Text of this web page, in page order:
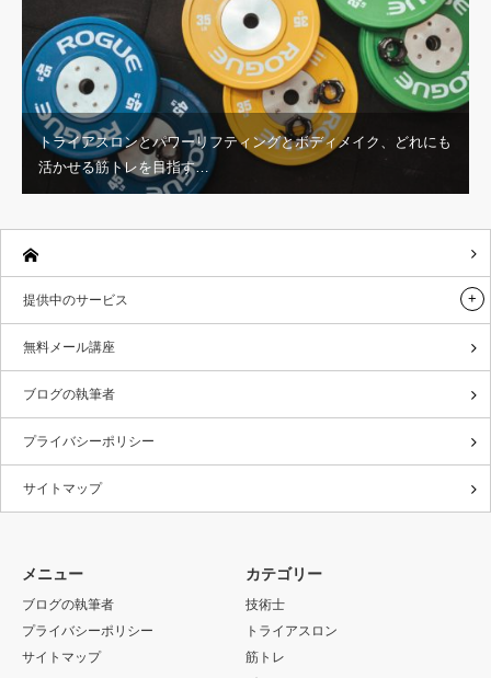
トライアスロンとパワーリフティングとボディメイク、どれにも
活かせる筋トレを目指す…
提供中のサービス
無料メール講座
ブログの執筆者
プライバシーポリシー
サイトマップ
メニュー
ブログの執筆者
プライバシーポリシー
サイトマップ
カテゴリー
技術士
トライアスロン
筋トレ